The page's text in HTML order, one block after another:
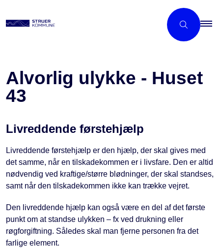
Alvorlig ulykke - Huset
43
Livreddende førstehjælp
Livreddende førstehjælp er den hjælp, der skal gives med
det samme, når en tilskadekommen er i livsfare. Den er altid
nødvendig ved kraftige/større blødninger, der skal standses,
samt når den tilskadekommen ikke kan trække vejret.
Den livreddende hjælp kan også være en del af det første
punkt om at standse ulykken – fx ved drukning eller
røgforgiftning. Således skal man fjerne personen fra det
farlige element.